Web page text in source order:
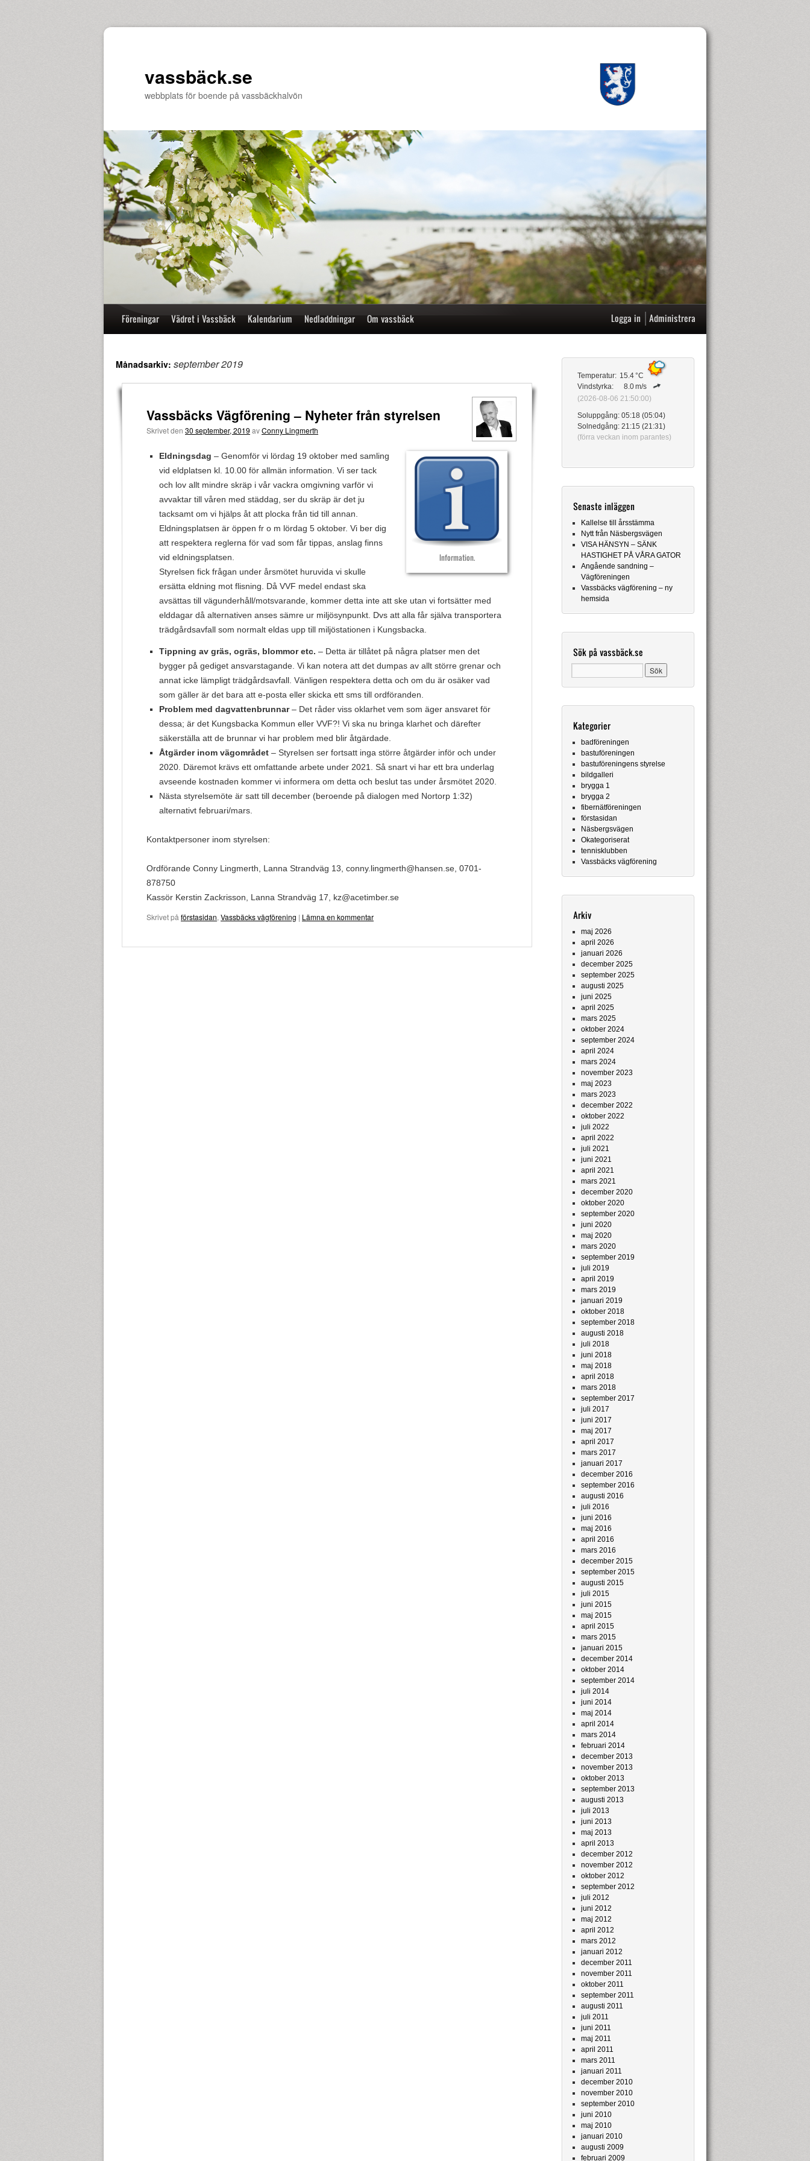
vassbäck.se
webbplats för boende på vassbäckhalvön
Hoppa
innehåll
Föreningar Vädret i Vassbäck Kalendarium Nedladdningar Om vassbäck Administrera
|
Logga in
Månadsarkiv: september 2019
Vassbäcks Vägförening – Nyheter från styrelsen
Skrivet den 30 september, 2019 avConny Lingmerth
Information.
Eldningsdag – Genomför vi lördag 19 oktober med samling
vid eldplatsen kl. 10.00 för allmän information. Vi ser tack
och lov allt mindre skräp i vår vackra omgivning varför vi
avvaktar till våren med städdag, ser du skräp är det ju
tacksamt om vi hjälps åt att plocka från tid till annan.
Eldningsplatsen är öppen fr o m lördag 5 oktober. Vi ber dig
att respektera reglerna för vad som får tippas, anslag finns
vid eldningsplatsen.
Styrelsen fick frågan under årsmötet huruvida vi skulle
ersätta eldning mot flisning. Då VVF medel endast ska
avsättas till vägunderhåll/motsvarande, kommer detta inte att ske utan vi fortsätter med
elddagar då alternativen anses sämre ur miljösynpunkt. Dvs att alla får själva transportera
trädgårdsavfall som normalt eldas upp till miljöstationen i Kungsbacka.
Tippning av gräs, ogräs, blommor etc. – Detta är tillåtet på några platser men det
bygger på gediget ansvarstagande. Vi kan notera att det dumpas av allt större grenar och
annat icke lämpligt trädgårdsavfall. Vänligen respektera detta och om du är osäker vad
som gäller är det bara att e-posta eller skicka ett sms till ordföranden.
Problem med dagvattenbrunnar– Det råder viss oklarhet vem som äger ansvaret för
dessa; är det Kungsbacka Kommun eller VVF?! Vi ska nu bringa klarhet och därefter
säkerställa att de brunnar vi har problem med blir åtgärdade.
Åtgärder inom vägområdet – Styrelsen ser fortsatt inga större åtgärder inför och under
2020. Däremot krävs ett omfattande arbete under 2021. Så snart vi har ett bra underlag
avseende kostnaden kommer vi informera om detta och beslut tas under årsmötet 2020.
Nästa styrelsemöte är satt till december (beroende på dialogen med Nortorp 1:32)
alternativt februari/mars.
Kontaktpersoner inom styrelsen:
Ordförande Conny Lingmerth, Lanna Strandväg 13, conny.lingmerth@hansen.se, 0701-
878750
Kassör Kerstin Zackrisson, Lanna Strandväg 17, kz@acetimber.se
Skrivet på förstasidan, Vassbäcks vägförening | Lämna en kommentar
Temperatur: 15.4°C
Vindstyrka:
8.0m/s
(2026-08-06 21:50:00)
Soluppgång: 05:18 (05:04)
Solnedgång: 21:15 (21:31)
(förra veckan inom parantes)
Senaste inläggen
Kallelse till årsstämma
Nytt från Näsbergsvägen
VISA HÄNSYN – SÄNK
HASTIGHET PÅ VÅRA GATOR
Angående sandning –
Vägföreningen
Vassbäcks vägförening – ny
hemsida
Sök på vassbäck.se
Kategorier
badföreningen
bastuföreningen
bastuföreningens styrelse
bildgalleri
brygga 1
brygga 2
fibernätföreningen
förstasidan
Näsbergsvägen
Okategoriserat
tennisklubben
Vassbäcks vägförening
Arkiv
maj 2026
april 2026
januari 2026
december 2025
september 2025
augusti 2025
juni 2025
april 2025
mars 2025
oktober 2024
september 2024
april 2024
mars 2024
november 2023
maj 2023
mars 2023
december 2022
oktober 2022
juli 2022
april 2022
juli 2021
juni 2021
april 2021
mars 2021
december 2020
oktober 2020
september 2020
juni 2020
maj 2020
mars 2020
september 2019
juli 2019
april 2019
mars 2019
januari 2019
oktober 2018
september 2018
augusti 2018
juli 2018
juni 2018
maj 2018
april 2018
mars 2018
september 2017
juli 2017
juni 2017
maj 2017
april 2017
mars 2017
januari 2017
december 2016
september 2016
augusti 2016
juli 2016
juni 2016
maj 2016
april 2016
mars 2016
december 2015
september 2015
augusti 2015
juli 2015
juni 2015
maj 2015
april 2015
mars 2015
januari 2015
december 2014
oktober 2014
september 2014
juli 2014
juni 2014
maj 2014
april 2014
mars 2014
februari 2014
december 2013
november 2013
oktober 2013
september 2013
augusti 2013
juli 2013
juni 2013
maj 2013
april 2013
december 2012
november 2012
oktober 2012
september 2012
juli 2012
juni 2012
maj 2012
april 2012
mars 2012
januari 2012
december 2011
november 2011
oktober 2011
september 2011
augusti 2011
juli 2011
juni 2011
maj 2011
april 2011
mars 2011
januari 2011
december 2010
november 2010
september 2010
juni 2010
maj 2010
januari 2010
augusti 2009
februari 2009